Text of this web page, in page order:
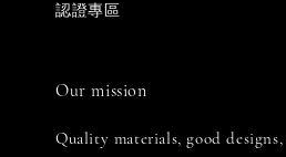
認證專區
Our mission
Quality materials, good